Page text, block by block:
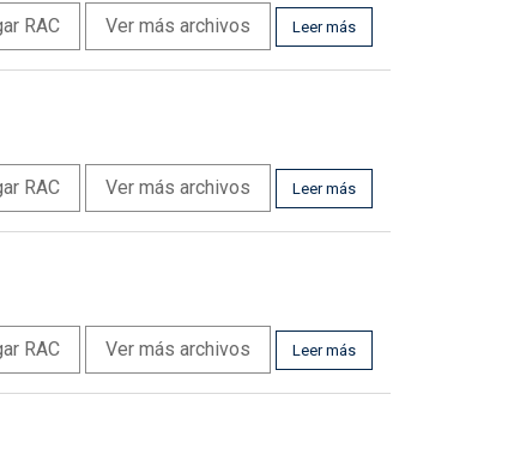
RAC Ver más archivos Leer más
RAC Ver más archivos Leer más
RAC Ver más archivos Leer más